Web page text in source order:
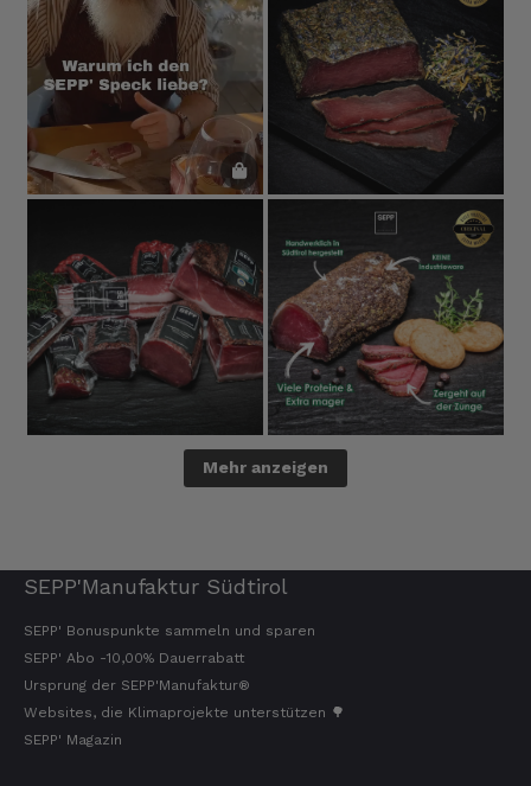
Mehr anzeigen
SEPP'Manufaktur Südtirol
SEPP' Bonuspunkte sammeln und sparen
SEPP' Abo -10,00% Dauerrabatt
Ursprung der SEPP'Manufaktur®
Websites, die Klimaprojekte unterstützen 🌳
SEPP' Magazin